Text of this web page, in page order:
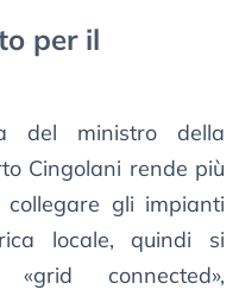
per il
del ministro della
Cingolani rende più
collegare gli impianti
locale, quindi si
connected»,